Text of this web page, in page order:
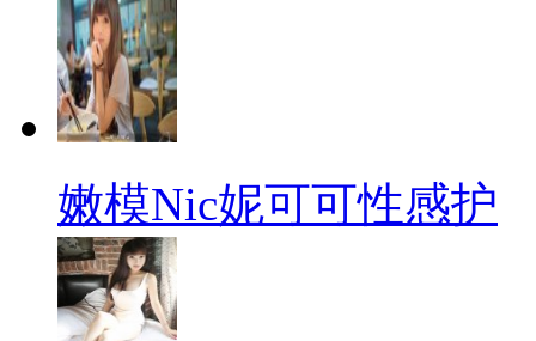
嫩模Nic妮可可性感护